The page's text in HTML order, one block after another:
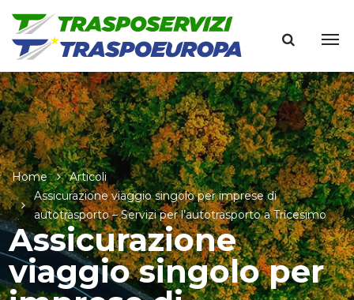
Home
Articoli
Assicurazione viaggio singolo per imprese di
autotrasporto – Servizi per l’autotrasporto a Tricesimo
Assicurazione
viaggio singolo per